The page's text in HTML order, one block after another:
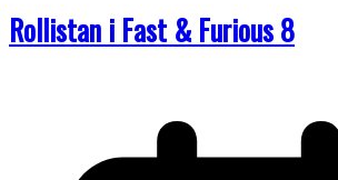
Rollistan i Fast & Furious 8